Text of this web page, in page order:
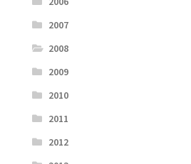
2007
2008
2009
2010
2011
2012